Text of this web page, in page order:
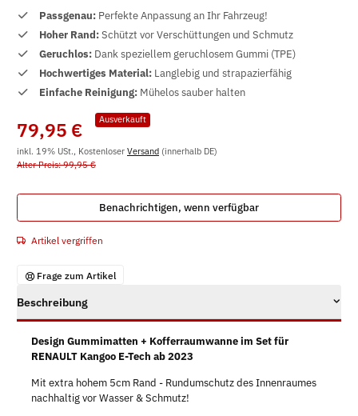
Passgenau: Perfekte Anpassung an Ihr Fahrzeug!
Hoher Rand:Schützt vor Verschüttungen und Schmutz
Geruchlos: Dank speziellem geruchlosem Gummi (TPE)
Hochwertiges Material: Langlebig und strapazierfähig
Einfache Reinigung: Mühelos sauber halten
Ausverkauft
79,95 €
inkl. 19% USt., Kostenloser Versand (innerhalb DE)
Alter Preis: 99,95 €
Benachrichtigen, wenn verfügbar
Artikel vergriffen
Frage zum Artikel
Beschreibung
Design Gummimatten + Kofferraumwanne im Set für
RENAULT Kangoo E-Tech ab 2023
Mit extra hohem 5cm Rand - Rundumschutz des Innenraumes
nachhaltig vor Wasser & Schmutz!